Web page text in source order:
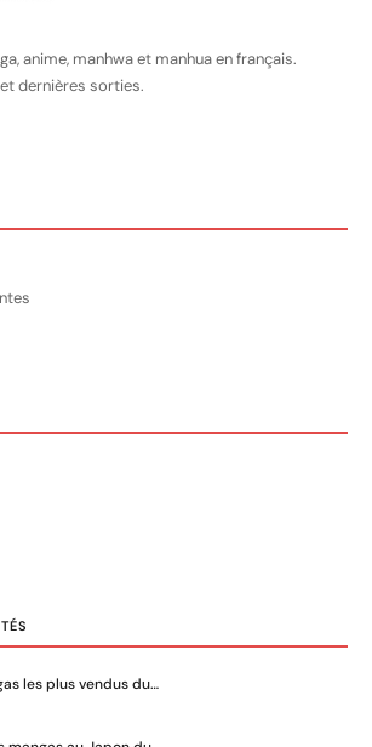
anime, manhwa et manhua en français.
dernières sorties.
les plus vendus du…